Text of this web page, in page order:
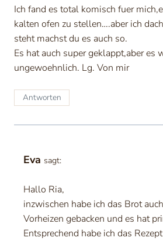
Ich fand es total komisch fuer
kalten ofen zu stellen….aber ich
steht machst du es auch so.
Es hat auch super geklappt,aber es
ungewoehnlich. Lg. Von mir
Antworten
Eva sagt:
Hallo Ria,
inzwischen habe ich das Brot
Vorheizen gebacken und es hat
Entsprechend habe ich das